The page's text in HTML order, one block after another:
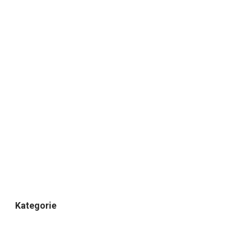
Kategorie